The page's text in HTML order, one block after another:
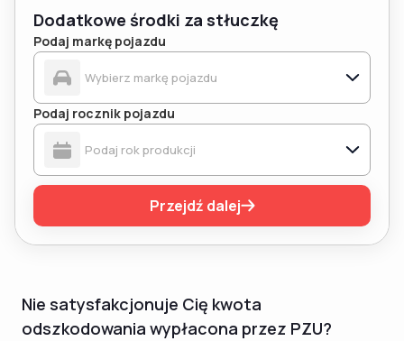
Dodatkowe środki za stłuczkę
Podaj markę pojazdu
Podaj rocznik pojazdu
Przejdź dalej
Nie satysfakcjonuje Cię kwota
odszkodowania wypłacona przez PZU?